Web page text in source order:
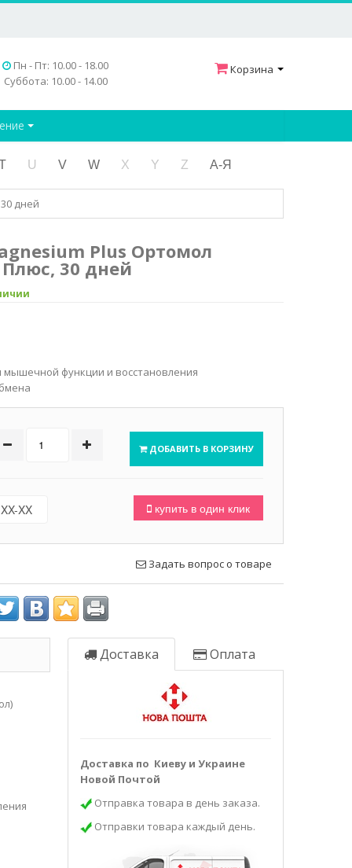
Пн - Пт: 10.00 - 18.00
Суббота: 10.00 - 14.00
Корзина
U V W X Y Z А-Я
дней
Plus Ортомол
30 дней
функции и восстановления
ДОБАВИТЬ В КОРЗИНУ
купить в один клик
Задать вопрос о товаре
Доставка Оплата
Доставка по Киеву и Украине
Новой Почтой
Отправка товара в день заказа.
Отправки товара каждый день.